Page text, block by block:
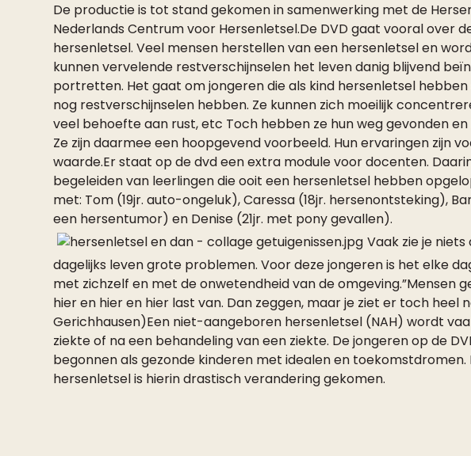
De productie is tot stand gekomen in samenwerking met de
Nederlands Centrum voor Hersenletsel.De DVD gaat vooral over
hersenletsel. Veel mensen herstellen van een hersenletsel en
kunnen vervelende restverschijnselen het leven danig blijvend
portretten. Het gaat om jongeren die als kind hersenletsel
nog restverschijnselen hebben. Ze kunnen zich moeilijk
veel behoefte aan rust, etc Toch hebben ze hun weg gevonden
Ze zijn daarmee een hoopgevend voorbeeld. Hun ervaringen zijn
waarde.Er staat op de dvd een extra module voor docenten.
begeleiden van leerlingen die ooit een hersenletsel hebben
met: Tom (19jr. auto-ongeluk), Caressa (18jr. hersenontsteking),
een hersentumor) en Denise (21jr. met pony gevallen).
Vaak zie je
dagelijks leven grote problemen. Voor deze jongeren is het elke
met zichzelf en met de onwetendheid van de omgeving.”Mensen
hier en hier en hier last van. Dan zeggen, maar je ziet er toch heel
Gerichhausen)Een niet-aangeboren hersenletsel (NAH) wordt
ziekte of na een behandeling van een ziekte. De jongeren op de
begonnen als gezonde kinderen met idealen en
hersenletsel is hierin drastisch verandering gekomen.